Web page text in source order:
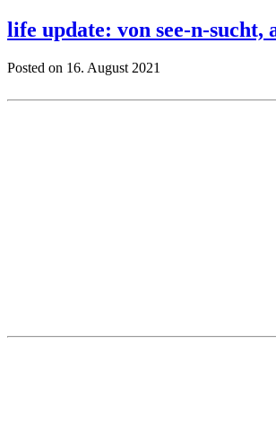
life update: von see-n-
Posted on 16. August 2021